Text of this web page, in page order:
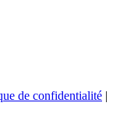
de confidentialité |